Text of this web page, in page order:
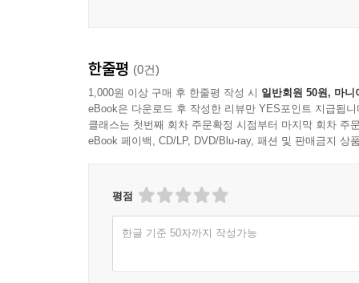
한줄평 (0건)
1,000원 이상 구매 후 한줄평 작성 시 일반회원 50원, 마니
eBook은 다운로드 후 작성한 리뷰만 YES포인트 지급됩니
클래스는 첫번째 회차 주문확정 시점부터 마지막 회차 주
eBook 페이백, CD/LP, DVD/Blu-ray, 패션 및 판매금지 상
평점
한글 기준 50자까지 작성가능